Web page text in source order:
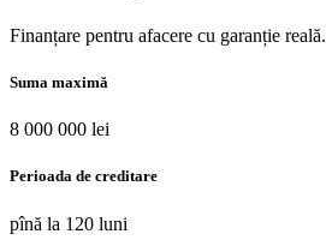
Finanțare pentru afacere cu garanție reală.
Suma maximă
8 000 000 lei
Perioada de creditare
pînă la 120 luni